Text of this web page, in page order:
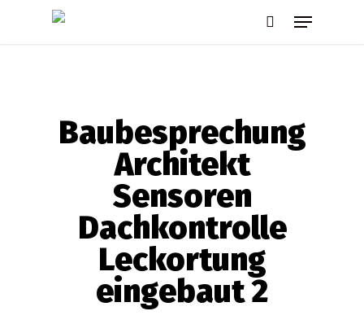
Menu
Baubesprechung
Architekt
Sensoren
Dachkontrolle
Leckortung
eingebaut 2